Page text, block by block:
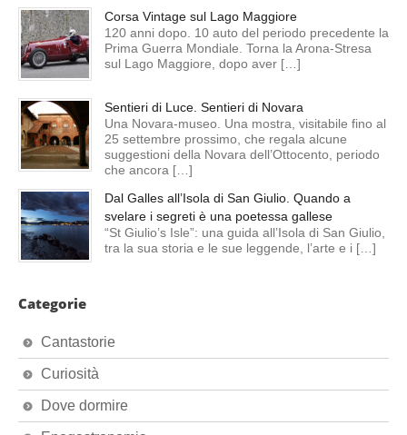
Corsa Vintage sul Lago Maggiore
120 anni dopo. 10 auto del periodo precedente la
Prima Guerra Mondiale. Torna la Arona-Stresa
sul Lago Maggiore, dopo aver […]
Sentieri di Luce. Sentieri di Novara
Una Novara-museo. Una mostra, visitabile fino al
25 settembre prossimo, che regala alcune
suggestioni della Novara dell’Ottocento, periodo
che ancora […]
Dal Galles all’Isola di San Giulio. Quando a
svelare i segreti è una poetessa gallese
“St Giulio’s Isle”: una guida all’Isola di San Giulio,
tra la sua storia e le sue leggende, l’arte e i […]
Categorie
Cantastorie
Curiosità
Dove dormire